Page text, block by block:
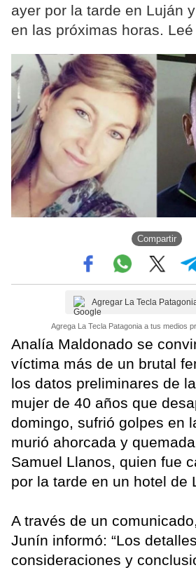
ayer por la tarde en Luján
en las próximas horas.
Compartir
Agregar La Tecla
Agrega La Tecla Patagonia a tus medios
Analía Maldonado se
víctima más de un brutal
los datos preliminares de
mujer de 40 años que
domingo, sufrió golpes en
murió ahorcada y
Samuel Llanos, quien fue
por la tarde en un hotel de
A través de un
Junín informó: “Los
consideraciones y